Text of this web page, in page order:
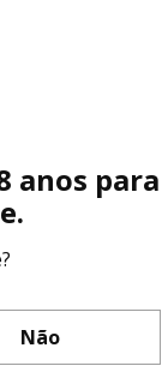
por whatsapp.
anos para
Não